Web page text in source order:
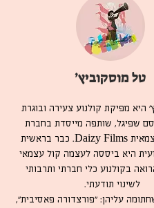
טל מוסקוביץ׳
היא מפיקת קולנוע צעירה ובוגרת
שפיגל, שותפה מייסדת בחברת
ההפקות העצמאית Daizy Films. כבר בראשית
היא ביססה לעצמה קול עצמאי
בקולנוע כלי חברתי ותרבותי
לשינוי תודעתי.
עליהן: ״פורצדורה פאסיבית״,